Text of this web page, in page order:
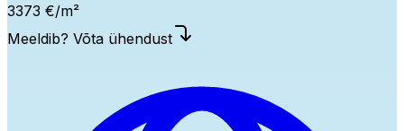
3373 €/m²
Meeldib? Võta ühendust